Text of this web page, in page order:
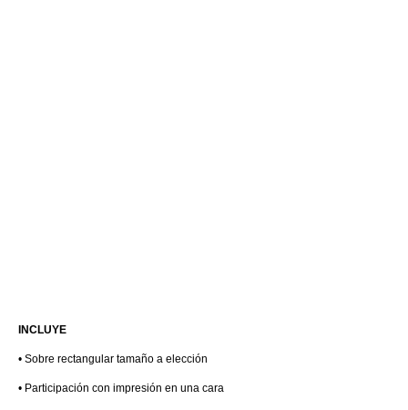
INCLUYE
• Sobre rectangular tamaño a elección
• Participación con impresión en una cara